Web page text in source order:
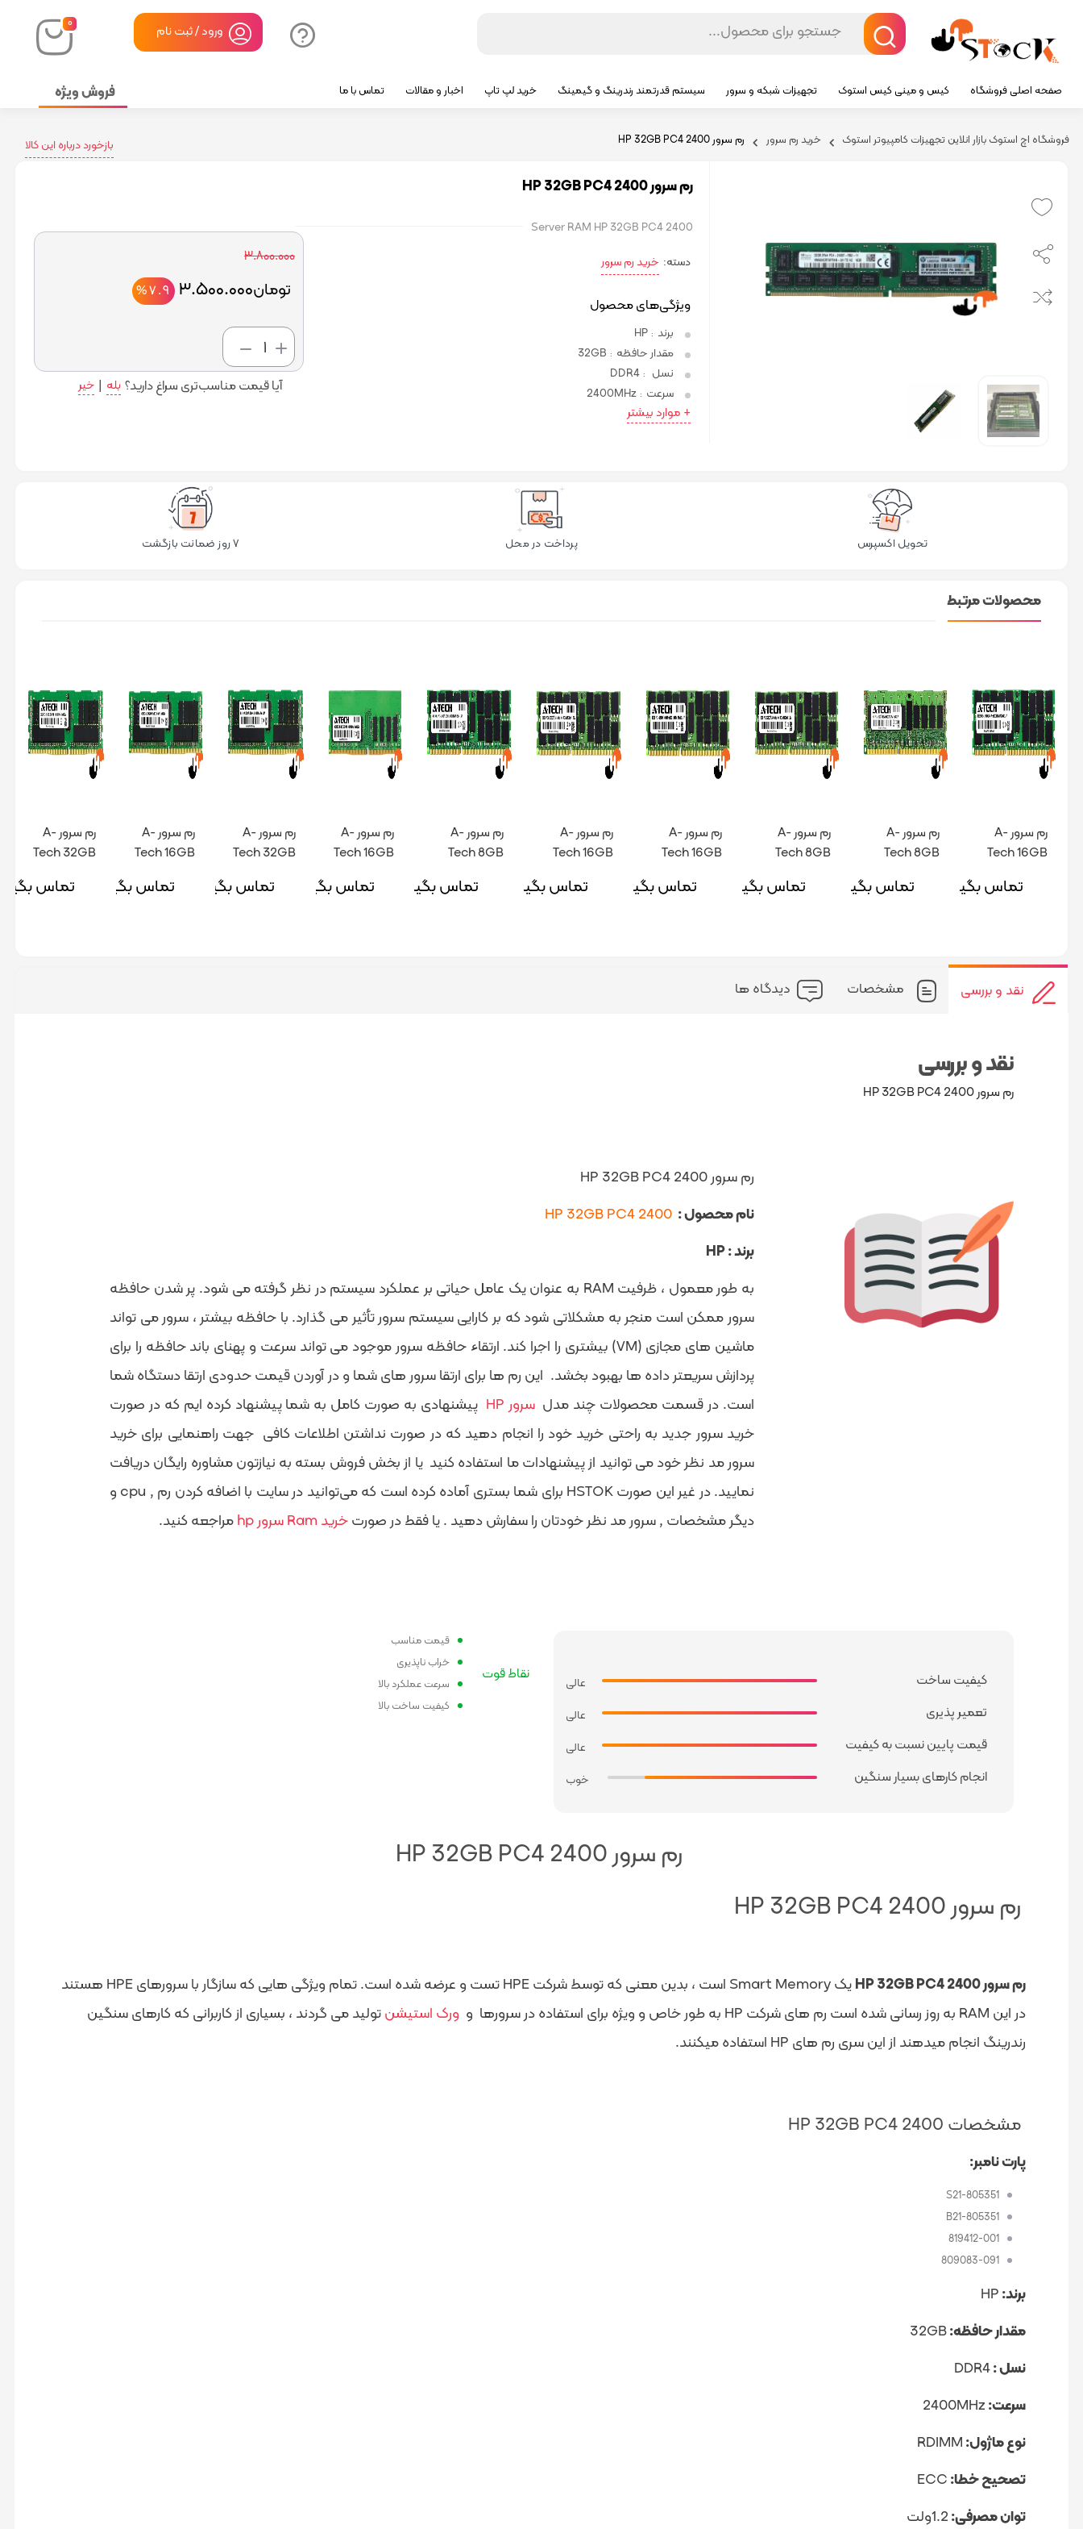
۰ ورود / ثبت نام
صفحه اصلی فروشگاه کیس و مینی کیس استوک تجهیزات شبکه و سرور سیستم قدرتمند رندرینگ و گیمینگ خرید لپ تاپ اخبار و مقالات تماس با ما فروش ویژه
فروشگاه اچ استوک بازار انلاین تجهیزات کامپیوتر استوک خرید رم سرور رم سرور HP 32GB PC4 2400 بازخورد درباره این کالا
رم سرور HP 32GB PC4 2400
Server RAM HP 32GB PC4 2400
دسته: خرید رم سرور
ویژگی‌های محصول
برند :
HP
مقدار حافظه :
32GB
نسل
:
DDR4
سرعت :
2400MHz
+ موارد بیشتر
۳.۸۰۰.۰۰۰
تومان۳.۵۰۰.۰۰۰ %۷.۹
به سبد
خرید
آیا قیمت مناسب‌تری سراغ دارید؟ بله | خیر
تحویل اکسپرس پرداخت در محل ۷ روز ضمانت بازگشت
محصولات مرتبط
رم سرور A-
Tech 16GB
تماس بگیرید
رم سرور A-
Tech 8GB
تماس بگیرید
رم سرور A-
Tech 8GB
تماس بگیرید
رم سرور A-
Tech 16GB
تماس بگیرید
رم سرور A-
Tech 16GB
تماس بگیرید
رم سرور A-
Tech 8GB
تماس بگیرید
رم سرور A-
Tech 16GB
تماس بگیرید
رم سرور A-
Tech 32GB
تماس بگیرید
رم سرور A-
Tech 16GB
تماس بگیرید
رم سرور A-
Tech 32GB
تماس
نقد و بررسی مشخصات دیدگاه ها
نقد و بررسی
رم سرور HP 32GB PC4 2400
رم سرور HP 32GB PC4 2400
نام محصول :
برند : HP
به طور معمول ، ظرفیت RAM به عنوان یک عامل حیاتی بر عملکرد سیستم در نظر گرفته می شود. پر شدن حافظه
سرور ممکن است منجر به مشکلاتی شود که بر کارایی سیستم سرور تأثیر می گذارد. با حافظه بیشتر ، سرور می تواند
ماشین های مجازی (VM) بیشتری را اجرا کند. ارتقاء حافظه سرور موجود می تواند سرعت و پهنای باند حافظه را برای
پردازش سریعتر داده ها بهبود بخشد. این رم ها برای ارتقا سرور های شما و در آوردن قیمت حدودی ارتقا دستگاه شما
است. در قسمت محصولات چند مدلسرور HP
پیشنهادی به صورت کامل به شما پیشنهاد کرده ایم که در صورت
خرید سرور جدید به راحتی خرید خود را انجام دهید که در صورت نداشتن اطلاعات کافی جهت راهنمایی برای خرید
سرور مد نظر خود می توانید از پیشنهادات ما استفاده کنید یا از بخش فروش بسته به نیازتون مشاوره رایگان دریافت
نمایید. در غیر این صورت HSTOK برای شما بستری آماده کرده است که می‌توانید در سایت با اضافه کردن رم , cpu و
دیگر مشخصات , سرور مد نظر خودتان را سفارش دهید . یا فقط در صورتخرید Ram سرور hp مراجعه کنید.
کیفیت ساخت عالی
تعمیر پذیری عالی
قیمت پایین نسبت به کیفیت عالی
انجام کارهای بسیار سنگین خوب
نقاط قوت
قیمت مناسب
خراب ناپذیری
سرعت عملکرد بالا
کیفیت ساخت بالا
رم سرور HP 32GB PC4 2400
رم سرور HP 32GB PC4 2400
رم سرور HP 32GB PC4 2400
یک Smart Memory است ، بدین معنی که توسط شرکت HPE تست و عرضه شده است. تمام ویژگی هایی که سازگار با سرورهای HPE هستند
در این RAM به روز رسانی شده است رم های شرکت HP به طور خاص و ویژه برای استفاده در سرورها و
ورک استیشنتولید می گردند ، بسیاری از کاربرانی که کارهای سنگین
رندرینگ انجام میدهند از این سری رم های HP استفاده میکنند.
مشخصات HP 32GB PC4 2400
پارت نامبر:
805351-S21
805351-B21
819412-001
809083-091
برند:HP
مقدار حافظه:32GB
نسل :DDR4
سرعت:2400MHz
نوع ماژول:RDIMM
تصحیح خطا:ECC
توان مصرفی:1.2ولت